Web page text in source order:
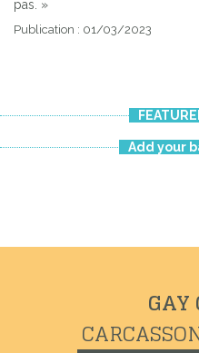
pas. »
Publication : 01/03/2023
Add your
GAY